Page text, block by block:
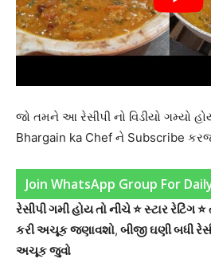
જો તમને આ રેસીપી નો વિડીયો ગમ્યો
Bhargain ka Chef ને Subscribe
Join WhatsApp Group For
રેસીપી ગમી હોય તો નીચે ⭐ સ્ટાર રેટિંગ
કરી અચૂક જણાવશો, બીજી ઘણી બધી
અચૂક જુવો